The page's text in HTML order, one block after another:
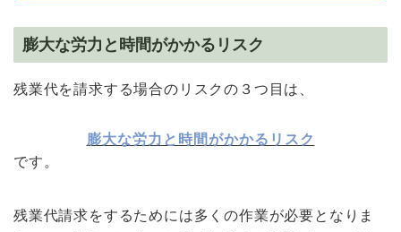
膨大な労力と時間がかかるリスク
残業代を請求する場合のリスクの３つ目は、
膨大な労力と時間がかかるリスク
です。
残業代請求をするためには多くの作業が必要となりま